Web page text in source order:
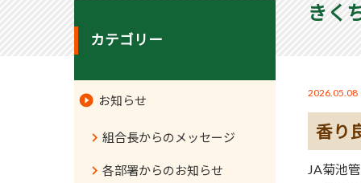
きく
2026.05.08
香り
JA菊池
カテゴリー
お知らせ
組合長からのメッセージ
各部署からのお知らせ